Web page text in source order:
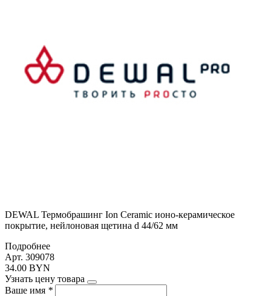
DEWAL Термобрашинг Ion Ceramic ионо-керамическое
покрытие, нейлоновая щетина d 44/62 мм
Подробнее
Арт. 309078
34.00 BYN
Узнать цену товара
Ваше имя *